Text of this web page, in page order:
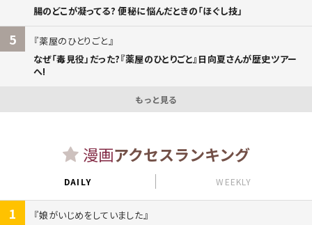
腸のどこが凝ってる? 便秘に悩んだときの「ほぐし技」
5
薬屋のひとりごと
なぜ「毒見役」だった?『薬屋のひとりごと』日向夏さんが歴史ツアー
へ!
もっと見る
漫画アクセスランキング
DAILY WEEKLY
1
娘がいじめをしていました